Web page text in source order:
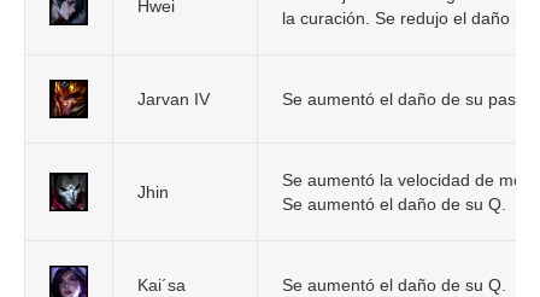
Hwei
la curación. Se redujo el daño
Jarvan IV Se aumentó el daño de su
Jhin
Se aumentó la velocidad de
Se aumentó el daño de su Q.
Kai´sa Se aumentó el daño de su Q.